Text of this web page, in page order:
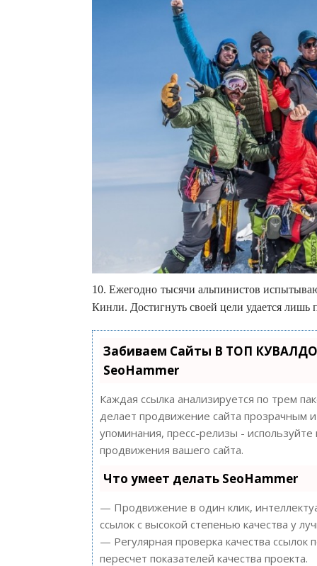
10. Ежегодно тысячи альпинистов
Кинли. Достигнуть своей цели удается лишь
Забиваем Сайты В ТОП
SeoHammer
Каждая ссылка анализируется по трем
делает продвижение сайта прозрачным
упоминания, пресс-релизы -
продвижения вашего сайта.
Что умеет делать SeoHammer
— Продвижение в один клик,
ссылок с высокой степенью качества у
— Регулярная проверка качества
пересчет показателей качества проекта.